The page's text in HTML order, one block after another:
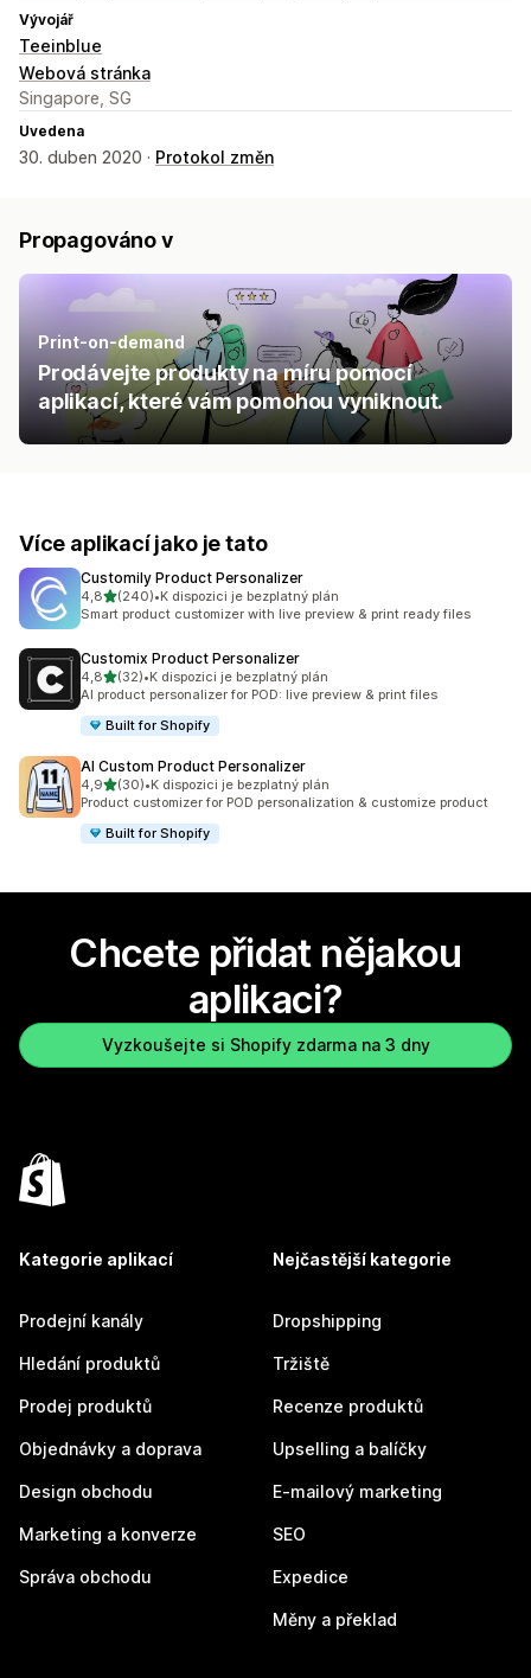
Vývojář
Teeinblue
Webová stránka
Singapore, SG
Uvedena
30. duben 2020 · Protokol změn
Propagováno v
Print-on-demand
Prodávejte produkty na míru pomocí
aplikací, které vám pomohou vyniknout.
Více aplikací jako je tato
Customily Product Personalizer
4,8z 5 hvězd
(240)
Celkový počet recenzí: 240
•K dispozici je bezplatný plán
Smart product customizer with live preview & print ready files
Customix Product Personalizer
4,8z 5 hvězd
(32)
Celkový počet recenzí: 32
•K dispozici je bezplatný plán
AI product personalizer for POD: live preview & print files
Built for Shopify
AI Custom Product Personalizer
4,9z 5 hvězd
(30)
Celkový počet recenzí: 30
•K dispozici je bezplatný plán
Product customizer for POD personalization & customize product
Built for Shopify
Chcete přidat nějakou
aplikaci?
Vyzkoušejte si Shopify zdarma na 3 dny
Kategorie aplikací
Prodejní kanály
Hledání produktů
Prodej produktů
Objednávky a doprava
Design obchodu
Marketing a konverze
Správa obchodu
Nejčastější kategorie
Dropshipping
Tržiště
Recenze produktů
Upselling a balíčky
E-mailový marketing
SEO
Expedice
Měny a překlad